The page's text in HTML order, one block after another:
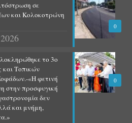
0
σε
και Κολοκοτρώνη
0
το 3ο
και Τοπικών
«Η φετινή
στην προσφυγική
δεν
και μνήμη,